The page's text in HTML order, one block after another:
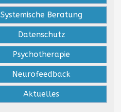
Systemische Beratung
Datenschutz
Psychotherapie
Neurofeedback
Aktuelles